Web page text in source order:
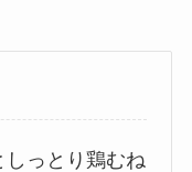
っとり鶏むね